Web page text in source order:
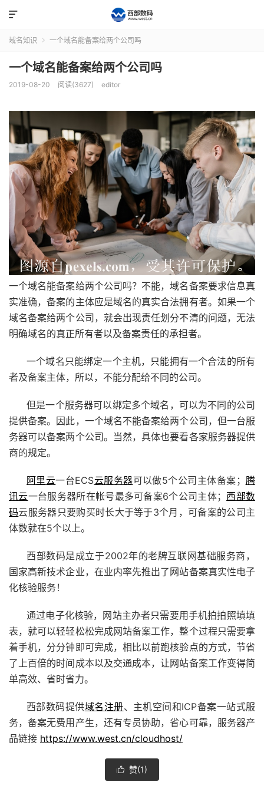

域名知识  一个域名能备案给两个公司吗
一个域名能备案给两个公司吗
2019-08-20 阅读(3627) editor
一个域名能备案给两个公司吗？不能，域名备案要求信息真
实准确，备案的主体应是域名的真实合法拥有者。如果一个
域名备案给两个公司，就会出现责任划分不清的问题，无法
明确域名的真正所有者以及备案责任的承担者。
一个域名只能绑定一个主机，只能拥有一个合法的所有
者及备案主体，所以，不能分配给不同的公司。
但是一个服务器可以绑定多个域名，可以为不同的公司
提供备案。因此，一个域名不能备案给两个公司，但一台服
务器可以备案两个公司。当然，具体也要看各家服务器提供
商的规定。
阿里云一台ECS云服务器可以做5个公司主体备案； 腾
讯云一台服务器所在帐号最多可备案6个公司主体； 西部数
码云服务器只要购买时长大于等于3个月，可备案的公司主
体数就在5个以上。
西部数码是成立于2002年的老牌互联网基础服务商，
国家高新技术企业，在业内率先推出了网站备案真实性电子
化核验服务！
通过电子化核验，网站主办者只需要用手机拍拍照填填
表，就可以轻轻松松完成网站备案工作，整个过程只需要拿
着手机，分分钟即可完成，相比以前跑核验点的方式，节省
了上百倍的时间成本以及交通成本，让网站备案工作变得简
单高效、省时省力。
西部数码提供域名注册、主机空间和ICP备案一站式服
务，备案无费用产生，还有专员协助，省心可靠，服务器产
品链接 https://www.west.cn/cloudhost/
 赞(1)